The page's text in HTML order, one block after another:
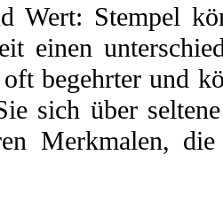
Wert: Stempel
einen
begehrter und
sich über
Merkmalen,